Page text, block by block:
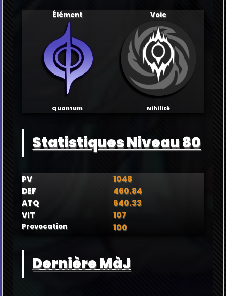
Élément
Quantum
Voie
Nihilité
Statistiques Niveau 80
PV
DEF
ATQ
VIT
Provocation
1048
460.84
640.33
107
100
Dernière MàJ